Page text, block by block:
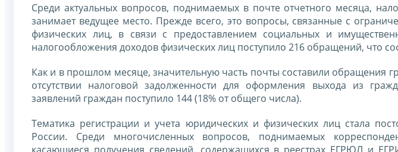
Среди актуальных вопросов, поднимаемых в почте отчетного месяца,
занимает ведущее место. Прежде всего, это вопросы, связанные с
физических лиц, в связи с предоставлением социальных и
налогообложения доходов физических лиц поступило 216 обращений, что
Как и в прошлом месяце, значительную часть почты составили обращения
отсутствии налоговой задолженности для оформления выхода из
заявлений граждан поступило 144 (18% от общего числа).
Тематика регистрации и учета юридических и физических лиц стала
России. Среди многочисленных вопросов, поднимаемых
касающиеся получения сведений, содержащихся в реестрах ЕГРЮЛ и